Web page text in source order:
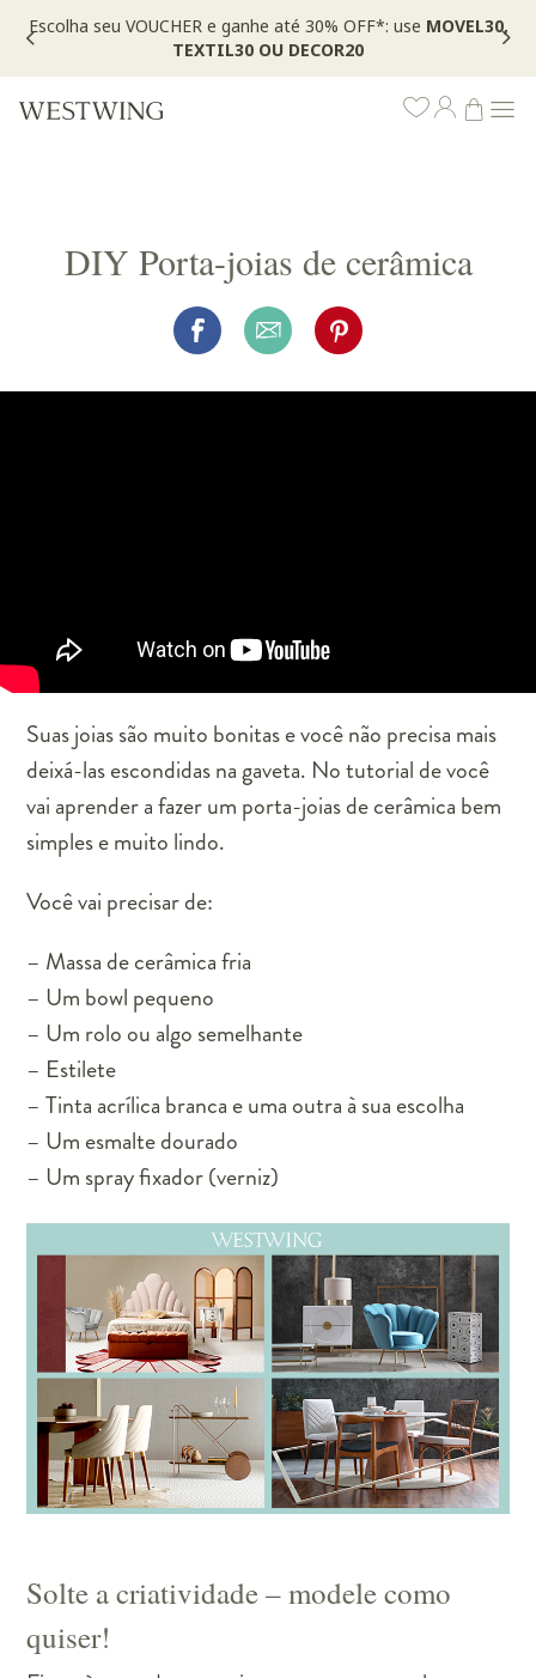
Escolha seu VOUCHER e ganhe até 30% OFF*: use MOVEL30,
TEXTIL30 OU DECOR20
DIY Porta-joias de cerâmica
Suas joias são muito bonitas e você não precisa mais
deixá-las escondidas na gaveta. No tutorial de você
vai aprender a fazer um porta-joias de cerâmica bem
simples e muito lindo.
Você vai precisar de:
– Massa de cerâmica fria
– Um bowl pequeno
– Um rolo ou algo semelhante
– Estilete
– Tinta acrílica branca e uma outra à sua escolha
– Um esmalte dourado
– Um spray fixador (verniz)
Solte a criatividade – modele como
quiser!